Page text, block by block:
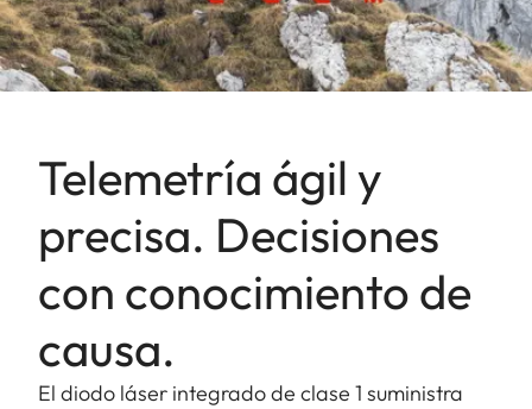
Telemetría ágil y
precisa. Decisiones
con conocimiento de
causa.
El diodo láser integrado de clase 1 suministra